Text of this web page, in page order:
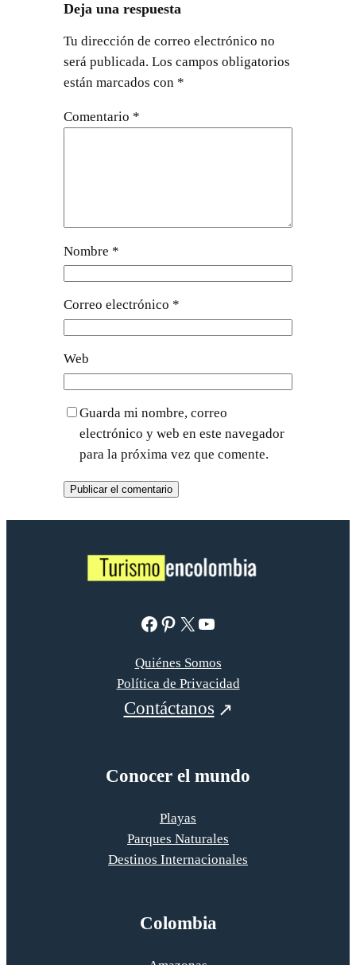
Deja una respuesta
Tu dirección de correo electrónico no
será publicada. Los campos obligatorios
están marcados con *
Comentario *
Nombre *
Correo electrónico *
Web
Guarda mi nombre, correo
electrónico y web en este navegador
para la próxima vez que comente.
Facebook Pinterest X YouTube
Quiénes Somos
Política de Privacidad
Contáctanos
Conocer el mundo
Playas
Parques Naturales
Destinos Internacionales
Colombia